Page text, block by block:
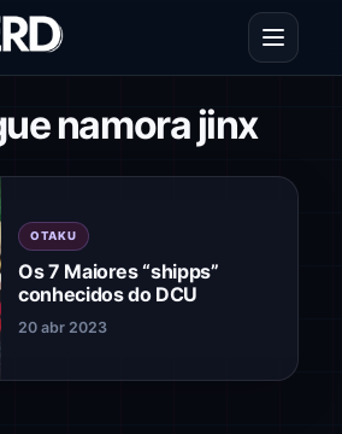
Abrir
namora jinx
OTAKU
Os 7 Maiores “shipps”
conhecidos do DCU
20 abr 2023